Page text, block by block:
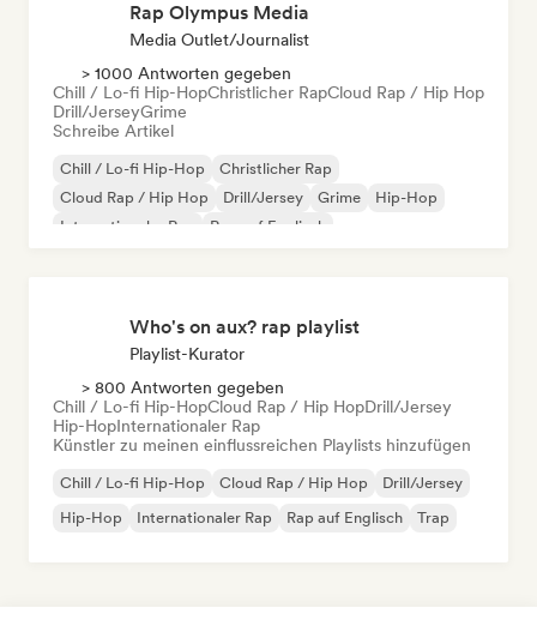
Rap Olympus Media
Media Outlet/Journalist
> 1000 Antworten gegeben
Chill / Lo-fi Hip-HopChristlicher RapCloud Rap / Hip Hop
Drill/JerseyGrime
Schreibe Artikel
Chill / Lo-fi Hip-Hop
Christlicher Rap
Cloud Rap / Hip Hop
Drill/Jersey Grime
Hip-Hop
Internationaler Rap
Rap auf Englisch
Who's on aux? rap playlist
Playlist-Kurator
> 800 Antworten gegeben
Chill / Lo-fi Hip-HopCloud Rap / Hip HopDrill/Jersey
Hip-HopInternationaler Rap
Künstler zu meinen einflussreichen Playlists hinzufügen
Chill / Lo-fi Hip-Hop Cloud Rap / Hip Hop
Drill/Jersey
Hip-Hop
Internationaler Rap Rap auf Englisch Trap